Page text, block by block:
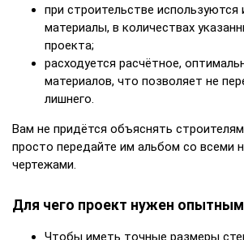
при строительстве
материалы, в количествах
проекта;
расходуется расчётное,
материалов, что позволяет не
лишнего.
Вам не придётся объяснять
просто передайте им альбом со всеми
чертежами.
Для чего проект нужен
Чтобы иметь точные размеры